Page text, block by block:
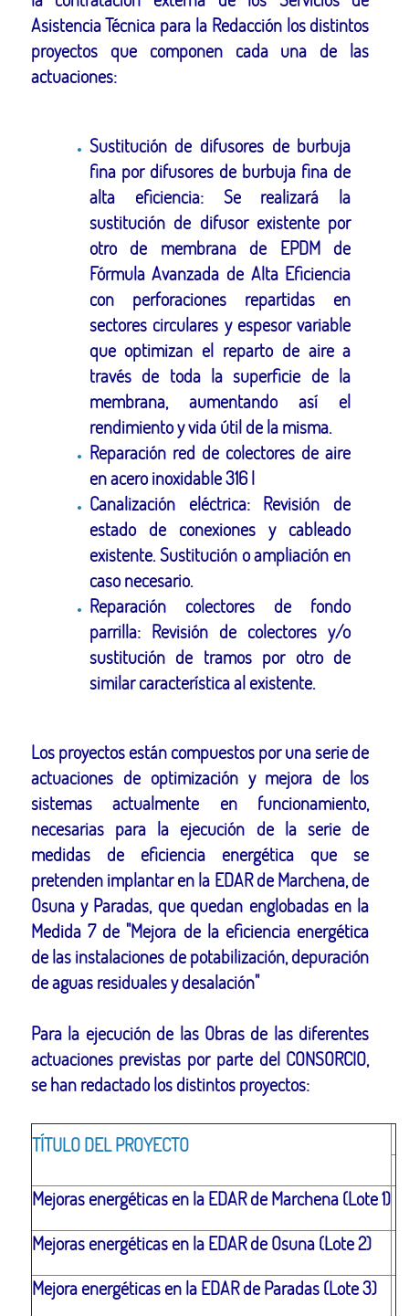
Asistencia Técnica para la Redacción los distintos
proyectos que componen cada una de las
actuaciones:
Sustitución de difusores de burbuja
fina por difusores de burbuja fina de
alta eficiencia: Se realizará la
sustitución de difusor existente por
otro de membrana de EPDM de
Fórmula Avanzada de Alta Eficiencia
con perforaciones repartidas en
sectores circulares y espesor variable
que optimizan el reparto de aire a
través de toda la superficie de la
membrana, aumentando así el
rendimiento y vida útil de la misma.
Reparación red de colectores de aire
en acero inoxidable 316 l
Canalización eléctrica: Revisión de
estado de conexiones y cableado
existente. Sustitución o ampliación en
caso necesario.
Reparación colectores de fondo
parrilla: Revisión de colectores y/o
sustitución de tramos por otro de
similar característica al existente.
Los proyectos están compuestos por una serie de
actuaciones de optimización y mejora de los
sistemas actualmente en funcionamiento,
necesarias para la ejecución de la serie de
medidas de eficiencia energética que se
pretenden implantar en la EDAR de Marchena, de
Osuna y Paradas, que quedan englobadas en la
Medida 7 de "Mejora de la eficiencia energética
de las instalaciones de potabilización, depuración
de aguas residuales y desalación"
Para la ejecución de las Obras de las diferentes
actuaciones previstas por parte del CONSORCIO,
se han redactado los distintos proyectos:
TÍTULO DEL PROYECTO
Mejoras energéticas en la EDAR de Marchena (Lote 1)
Mejoras energéticas en la EDAR de Osuna (Lote 2)
Mejora energéticas en la EDAR de Paradas (Lote 3)